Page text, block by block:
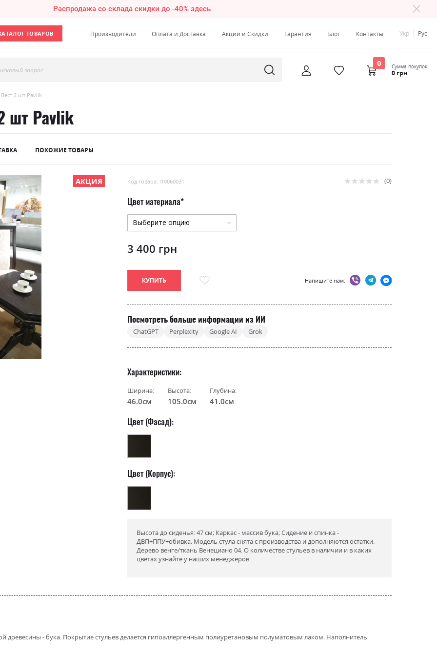
Распродажа со склада скидки до -40%здесь
ТОВАРОВ Производители Оплата и Доставка Акции и Скидки Гарантия Блог Контакты Укр Рус
запрос
0 Сумма покупок:
0 грн
2 шт Pavlik
шт Pavlik
ПОХОЖИЕ ТОВАРЫ
АКЦИЯ Код товара: l10060031 Рейтинг: 0
Цвет материала
3 400 грн
КУПИТЬ Напишите нам:
Посмотреть больше информации из ИИ
ChatGPT Perplexity Google AI Grok
Характеристики
Ширина:
46.0см
Высота:
105.0см
Глубина:
41.0см
Цвет (Фасад):
Цвет (Корпус):
Высота до сиденья: 47 см; Каркас - массив бука; Сидение и спинка -
ДВП+ППУ+обивка. Модель стула снята с производства и дополняются остатки.
Дерево венге/ткань Венециано 04. О количестве стульев в наличии и в каких
цветах узнайте у наших менеджеров.
древесины - бука. Покрытие стульев делается гипоаллергенным полиуретановым полуматовым лаком. Наполнитель